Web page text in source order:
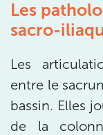
Les
sacro-
Les
entre le
bassin. Elles
de la
IK
3 Av.
01 48
Prenez